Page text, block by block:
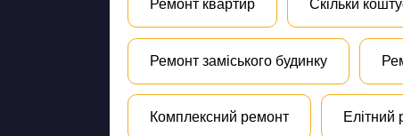
Ремонт квартир Скільки
Ремонт заміського будинку
Комплексний ремонт Елітний